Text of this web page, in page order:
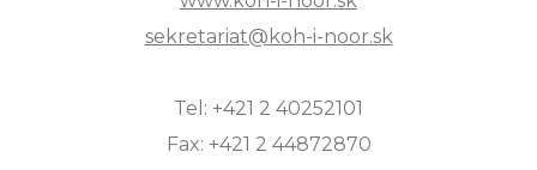
sekretariat@koh-i-noor.sk
Tel: +421 2 40252101
Fax: +421 2 44872870